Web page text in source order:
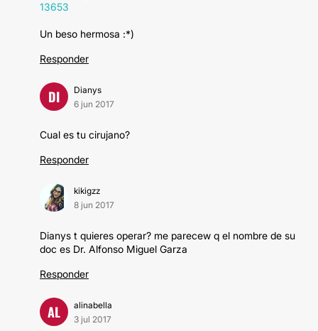
13653
Un beso hermosa :*)
Responder
DI
Dianys
6 jun 2017
Cual es tu cirujano?
Responder
kikigzz
8 jun 2017
Dianys t quieres operar? me parecew q el nombre de su
doc es Dr. Alfonso Miguel Garza
Responder
AL
alinabella
3 jul 2017